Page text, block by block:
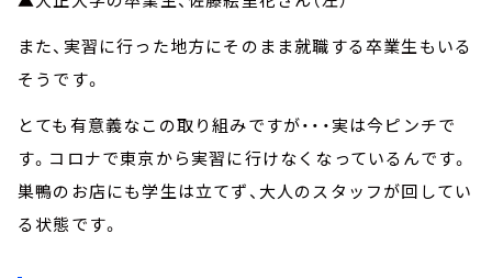
また、実習に行った地方にそのまま就職する卒業生もいる
そうです。
とても有意義なこの取り組みですが・・・実は今ピンチで
す。コロナで東京から実習に行けなくなっているんです。
巣鴨のお店にも学生は立てず、大人のスタッフが回してい
る状態です。